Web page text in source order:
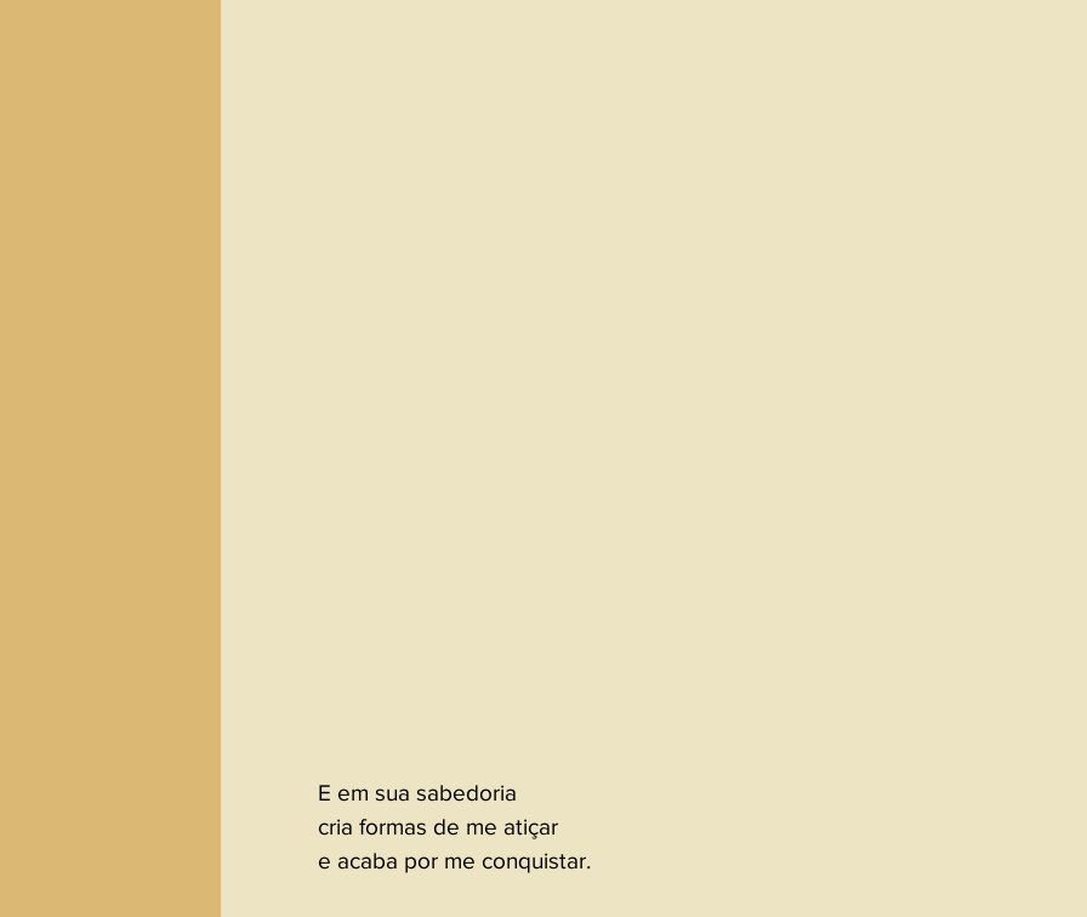
E em sua sabedoria
cria formas de me atiçar
e acaba por me conquistar.